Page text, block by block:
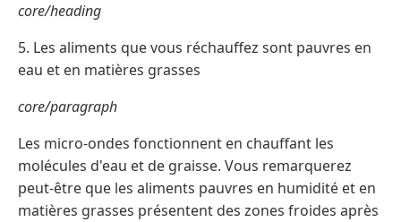
core/heading
5. Les aliments que vous réchauffez sont pauvres en
eau et en matières grasses
core/paragraph
Les micro-ondes fonctionnent en chauffant les
molécules d'eau et de graisse. Vous remarquerez
peut-être que les aliments pauvres en humidité et en
matières grasses présentent des zones froides après